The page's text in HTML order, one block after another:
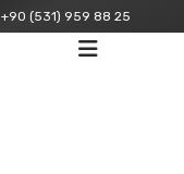
+90 (531) 959 88 25